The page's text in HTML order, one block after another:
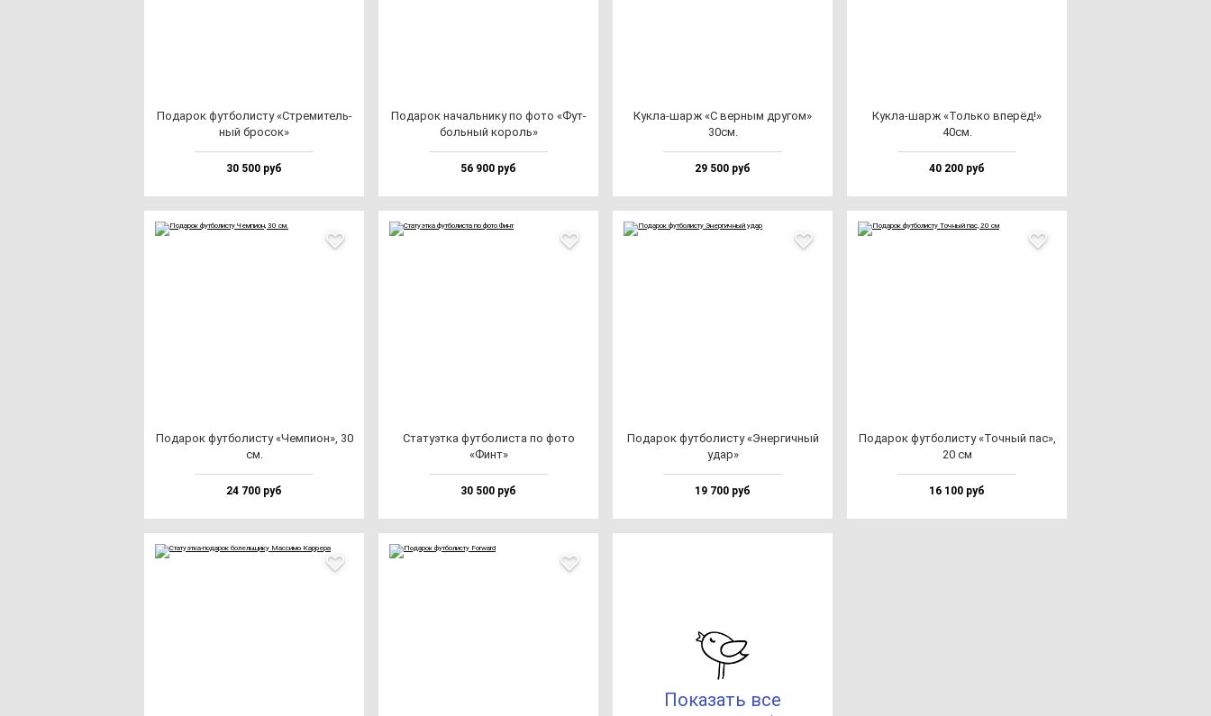
Пода­рок фут­бо­лис­ту «Стре­ми­тель­
ный бро­сок»
30 500 руб
Пода­рок на­чаль­ни­ку по фо­то «Фут­
боль­ный ко­роль»
56 900 руб
Кук­ла-шарж «С вер­ным дру­гом»
30см.
29 500 руб
Кук­ла-шарж «Толь­ко впе­рёд!»
40см.
40 200 руб
Пода­рок фут­бо­лис­ту «Чем­пи­он», 30
см.
24 700 руб
Ста­ту­эт­ка фут­бо­лис­та по фо­то
«Финт»
30 500 руб
Пода­рок фут­бо­лис­ту «Энер­гич­ный
удар»
19 700 руб
Пода­рок фут­бо­лис­ту «Точ­ный пас»,
20 см
16 100 руб
Показать все